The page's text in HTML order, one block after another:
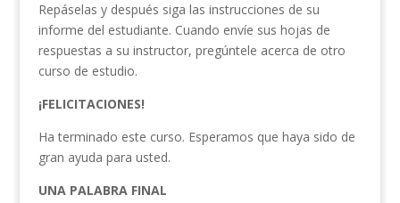
Repáselas y después siga las instrucciones de su
informe del estudiante. Cuando envíe sus hojas de
respuestas a su instructor, pregúntele acer­ca de otro
curso de estudio.
¡FELICITACIONES!
Ha terminado este curso. Esperamos que haya sido de
gran ayuda para usted.
UNA PALABRA FINAL